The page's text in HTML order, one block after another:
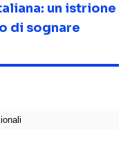
un istrione
di sognare